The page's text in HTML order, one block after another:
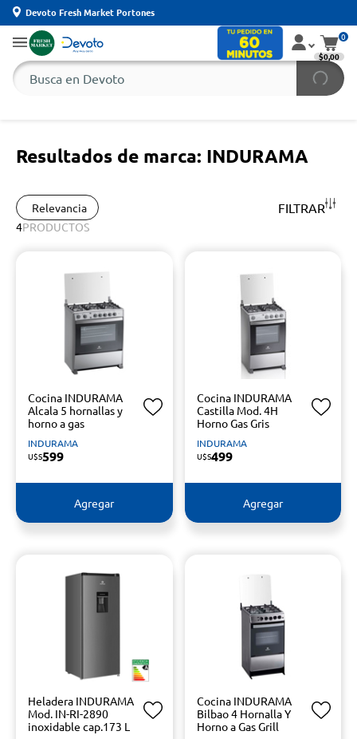
Devoto Fresh Market Portones
0
$0,00
Resultados de marca: INDURAMA
Relevancia FILTRAR
4PRODUCTOS
Cocina INDURAMA
Alcala 5 hornallas y
horno a gas
INDURAMA
U$S599
Agregar
Cocina INDURAMA
Castilla Mod. 4H
Horno Gas Gris
INDURAMA
U$S499
Agregar
Heladera INDURAMA
Mod. IN-RI-2890
inoxidable cap.173 L
Cocina INDURAMA
Bilbao 4 Hornalla Y
Horno a Gas Grill